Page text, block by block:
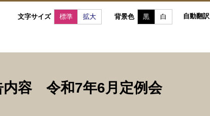
文字サイズ 標準 拡大 背景色 黒 白 自動翻訳
内容 令和7年6月定例会